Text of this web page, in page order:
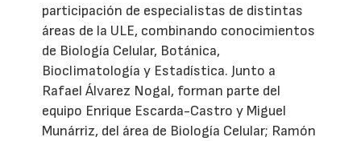
participación de especialistas de distintas
áreas de la ULE, combinando conocimientos
de Biología Celular, Botánica,
Bioclimatología y Estadística. Junto a
Rafael Álvarez Nogal, forman parte del
equipo Enrique Escarda-Castro y Miguel
Munárriz, del área de Biología Celular; Ramón